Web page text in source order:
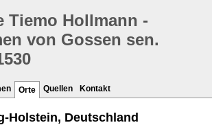
Tiemo Hollmann -
von Gossen sen.
Orte Quellen Kontakt
Holstein, Deutschland